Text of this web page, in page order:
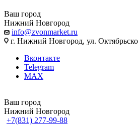
Ваш город
Нижний Новгород
info@zvonmarket.ru
г. Нижний Новгород, ул.
Вконтакте
Telegram
MAX
Ваш город
Нижний Новгород
+7(831) 277-99-88